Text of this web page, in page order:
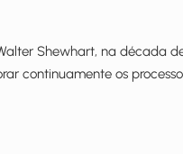
Shewhart, na década
continuamente os